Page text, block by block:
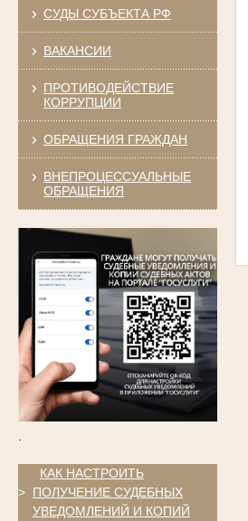
СУДЫ СУБЪЕКТА РФ
ВАКАНСИИ
ПРОТИВОДЕЙСТВИЕ
КОРРУПЦИИ
ОБРАЩЕНИЯ ГРАЖДАН
ВНЕПРОЦЕССУАЛЬНЫЕ
ОБРАЩЕНИЯ
>
КАК НАСТРОИТЬ
ПОЛУЧЕНИЕ СУДЕБНЫХ
УВЕДОМЛЕНИЙ И КОПИЙ